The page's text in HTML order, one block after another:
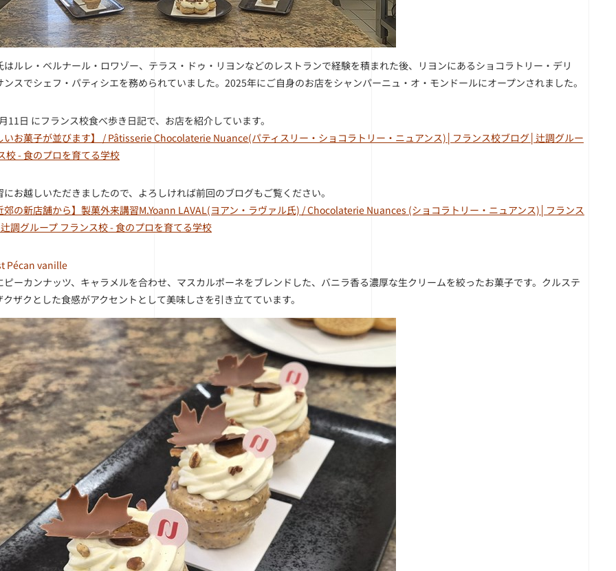
はルレ・ベルナール・ロワゾー、テラス・ドゥ・リヨンなどのレストランで経験を積まれた後、リヨンにあるショコラトリー・デリ
ンスでシェフ・パティシエを務められていました。2025年にご自身のお店をシャンパーニュ・オ・モンドールにオープンされました。
11日 にフランス校食べ歩き日記で、お店を紹介しています。
いお菓子が並びます】 / Pâtisserie Chocolaterie Nuance(パティスリー・ショコラトリー・ニュアンス)│フランス校ブログ│辻調グルー
校 - 食のプロを育てる学校
お越しいただきましたので、よろしければ前回のブログもご覧ください。
郊の新店舗から】製菓外来講習M.Yoann LAVAL(ヨアン・ラヴァル氏) / Chocolaterie Nuances (ショコラトリー・ニュアンス)│フランス
調グループ フランス校 - 食のプロを育てる学校
Pécan vanille
ピーカンナッツ、キャラメルを合わせ、マスカルポーネをブレンドした、バニラ香る濃厚な生クリームを絞ったお菓子です。クルステ
ザクとした食感がアクセントとして美味しさを引き立てています。